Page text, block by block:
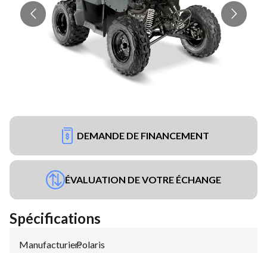
DEMANDE DE FINANCEMENT
ÉVALUATION DE VOTRE ÉCHANGE
Spécifications
Manufacturier:
Polaris